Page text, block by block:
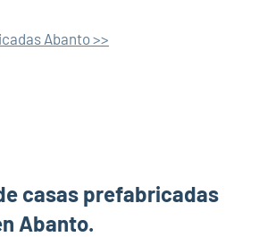
Abanto >>
casas prefabricadas
Abanto.